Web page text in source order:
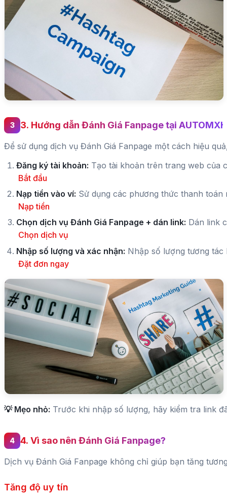
3. Hướng dẫn Đánh Giá Fanpage tại
Để sử dụng dịch vụ Đánh Giá Fanpage một cách hiệu
Đăng ký tài khoản: Tạo tài khoản trên trang web của
Bắt đầu
Nạp tiền vào ví: Sử dụng các phương thức thanh
Nạp tiền
Chọn dịch vụ Đánh Giá Fanpage + dán link: Dán link
Chọn dịch vụ
Nhập số lượng và xác nhận: Nhập số lượng tương
Đặt đơn ngay
💡 Mẹo nhỏ: Trước khi nhập số lượng, hãy kiểm tra link
4. Vì sao nên Đánh Giá Fanpage?
Dịch vụ Đánh Giá Fanpage không chỉ giúp bạn tăng
Tăng độ uy tín